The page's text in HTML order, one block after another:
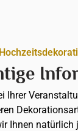
Ihrer
Ihnen natürlich